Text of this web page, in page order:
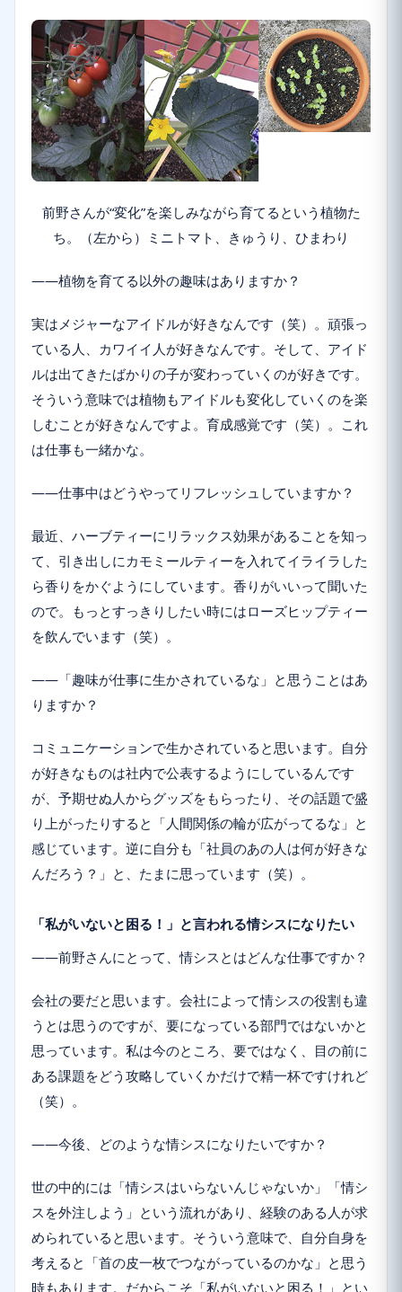
前野さんが“変化”を楽しみながら育てるという植物た
ち。（左から）ミニトマト、きゅうり、ひまわり
――植物を育てる以外の趣味はありますか？
実はメジャーなアイドルが好きなんです（笑）。頑張っ
ている人、カワイイ人が好きなんです。そして、アイド
ルは出てきたばかりの子が変わっていくのが好きです。
そういう意味では植物もアイドルも変化していくのを楽
しむことが好きなんですよ。育成感覚です（笑）。これ
は仕事も一緒かな。
――仕事中はどうやってリフレッシュしていますか？
最近、ハーブティーにリラックス効果があることを知っ
て、引き出しにカモミールティーを入れてイライラした
ら香りをかぐようにしています。香りがいいって聞いた
ので。もっとすっきりしたい時にはローズヒップティー
を飲んでいます（笑）。
――「趣味が仕事に生かされているな」と思うことはあ
りますか？
コミュニケーションで生かされていると思います。自分
が好きなものは社内で公表するようにしているんです
が、予期せぬ人からグッズをもらったり、その話題で盛
り上がったりすると「人間関係の輪が広がってるな」と
感じています。逆に自分も「社員のあの人は何が好きな
んだろう？」と、たまに思っています（笑）。
「私がいないと困る！」と言われる情シスになりたい
――前野さんにとって、情シスとはどんな仕事ですか？
会社の要だと思います。会社によって情シスの役割も違
うとは思うのですが、要になっている部門ではないかと
思っています。私は今のところ、要ではなく、目の前に
ある課題をどう攻略していくかだけで精一杯ですけれど
（笑）。
――今後、どのような情シスになりたいですか？
世の中的には「情シスはいらないんじゃないか」「情シ
スを外注しよう」という流れがあり、経験のある人が求
められていると思います。そういう意味で、自分自身を
考えると「首の皮一枚でつながっているのかな」と思う
時もあります。だからこそ「私がいないと困る！」とい